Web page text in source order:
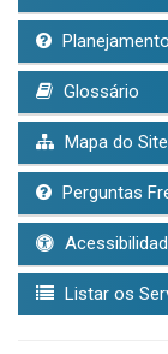
Glossário
Mapa do Site
Perguntas
Listar os